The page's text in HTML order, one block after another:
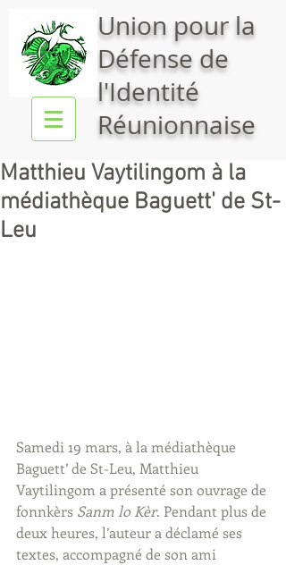
Union pour la
Défense de
l'Identité
Réunionnaise
Matthieu Vaytilingom à la
médiathèque Baguett' de St-
Leu
Samedi 19 mars, à la médiathèque
Baguett’ de St-Leu, Matthieu
Vaytilingom a présenté son ouvrage de
fonnkèrs Sanm lo Kèr. Pendant plus de
deux heures, l’auteur a déclamé ses
textes, accompagné de son ami